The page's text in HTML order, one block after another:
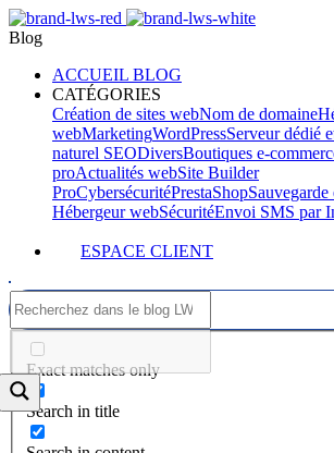
Blog
ACCUEIL BLOG
CATÉGORIES
Création de sites webNom de domaine
webMarketingWordPressServeur dédié
naturel SEODiversBoutiques e-
proActualités webSite Builder
ProCybersécuritéPrestaShop
Hébergeur webSécuritéEnvoi SMS par
ESPACE CLIENT
Exact matches only
Search in title